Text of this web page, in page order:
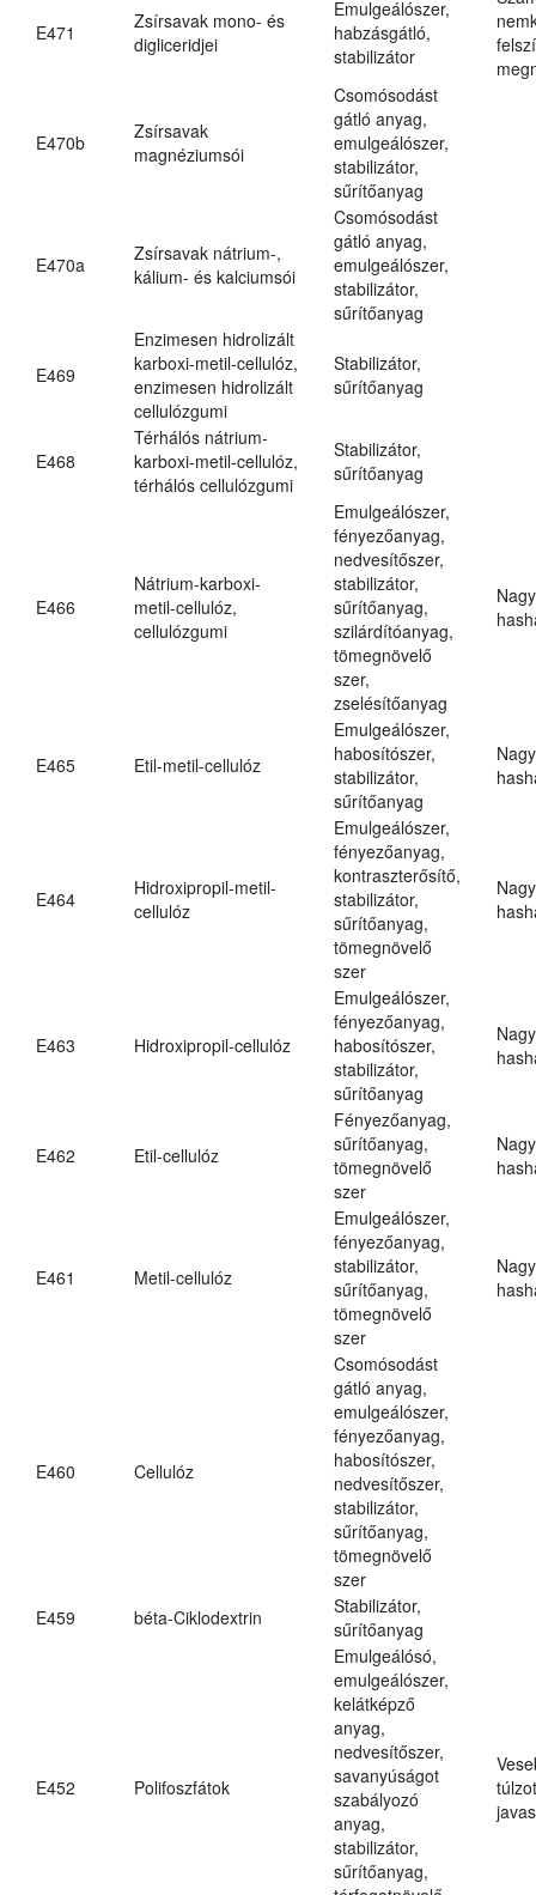
E471
Zsírsavak mono- és
digliceridjei
Emulgeálószer,
habzásgátló,
stabilizátor
E470b
Zsírsavak
magnéziumsói
Csomósodást
gátló anyag,
emulgeálószer,
stabilizátor,
sűrítőanyag
E470a
Zsírsavak nátrium-,
kálium- és kalciumsói
Csomósodást
gátló anyag,
emulgeálószer,
stabilizátor,
sűrítőanyag
E469
Enzimesen hidrolizált
karboxi-metil-cellulóz,
enzimesen hidrolizált
cellulózgumi
Stabilizátor,
sűrítőanyag
E468
Térhálós nátrium-
karboxi-metil-cellulóz,
térhálós cellulózgumi
Stabilizátor,
sűrítőanyag
E466
Nátrium-karboxi-
metil-cellulóz,
cellulózgumi
Emulgeálószer,
fényezőanyag,
nedvesítőszer,
stabilizátor,
sűrítőanyag,
szilárdítóanyag,
tömegnövelő
szer,
zselésítőanyag
E465 Etil-metil-cellulóz
Emulgeálószer,
habosítószer,
stabilizátor,
sűrítőanyag
E464
Hidroxipropil-metil-
cellulóz
Emulgeálószer,
fényezőanyag,
kontraszterősítő,
stabilizátor,
sűrítőanyag,
tömegnövelő
szer
E463 Hidroxipropil-cellulóz
Emulgeálószer,
fényezőanyag,
habosítószer,
stabilizátor,
sűrítőanyag
E462 Etil-cellulóz
Fényezőanyag,
sűrítőanyag,
tömegnövelő
szer
E461 Metil-cellulóz
Emulgeálószer,
fényezőanyag,
stabilizátor,
sűrítőanyag,
tömegnövelő
szer
E460 Cellulóz
Csomósodást
gátló anyag,
emulgeálószer,
fényezőanyag,
habosítószer,
nedvesítőszer,
stabilizátor,
sűrítőanyag,
tömegnövelő
szer
E459
béta-Ciklodextrin
Stabilizátor,
sűrítőanyag
E452 Polifoszfátok
Emulgeálósó,
emulgeálószer,
kelátképző
anyag,
nedvesítőszer,
savanyúságot
szabályozó
anyag,
stabilizátor,
sűrítőanyag,